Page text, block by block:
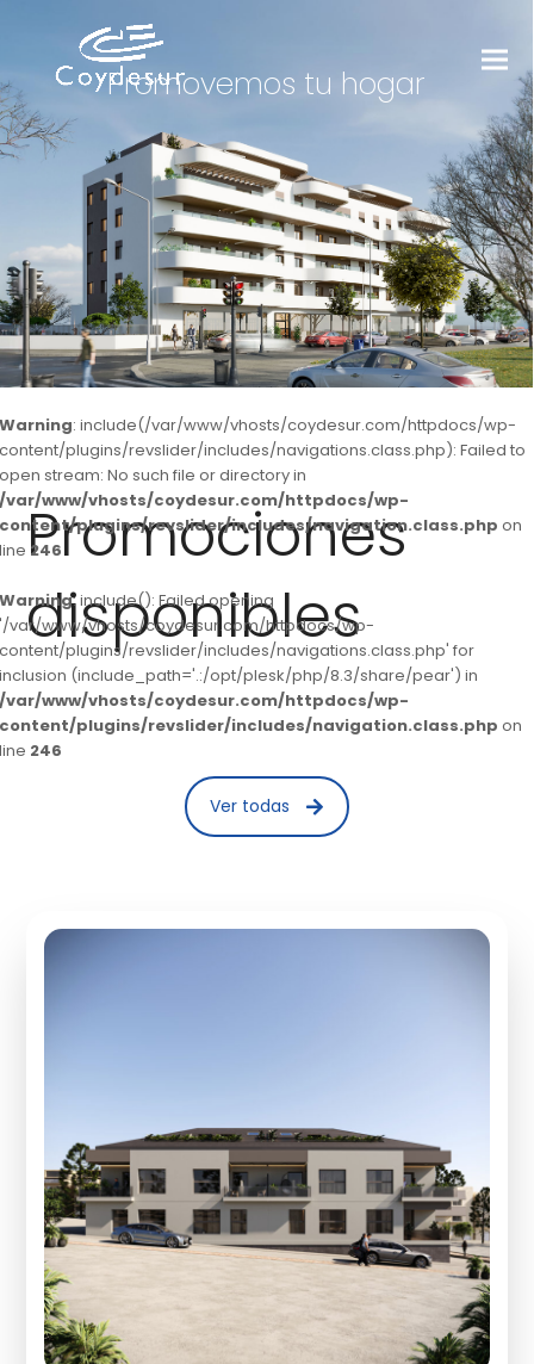
Promovemos tu hogar
Warning: include(/var/www/vhosts/coydesur.com/httpdocs/wp-
content/plugins/revslider/includes/navigations.class.php): Failed to
open stream: No such file or directory in
/var/www/vhosts/coydesur.com/httpdocs/wp-
content/plugins/revslider/includes/navigation.class.php on
line 246
Warning: include(): Failed opening
'/var/www/vhosts/coydesur.com/httpdocs/wp-
content/plugins/revslider/includes/navigations.class.php' for
inclusion (include_path='.:/opt/plesk/php/8.3/share/pear') in
/var/www/vhosts/coydesur.com/httpdocs/wp-
content/plugins/revslider/includes/navigation.class.php on
line 246
Promociones
disponibles
Ver todas